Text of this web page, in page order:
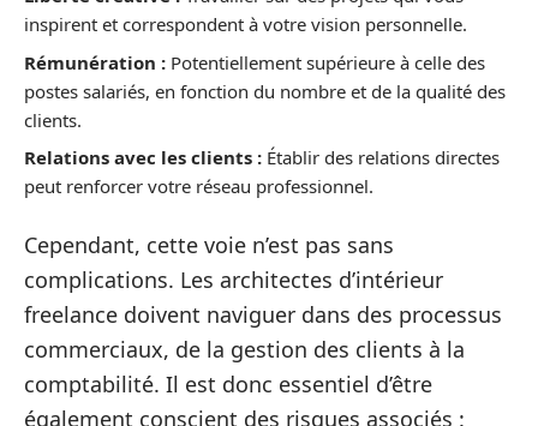
inspirent et correspondent à votre vision personnelle.
Rémunération : Potentiellement supérieure à celle des
postes salariés, en fonction du nombre et de la qualité des
clients.
Relations avec les clients : Établir des relations directes
peut renforcer votre réseau professionnel.
Cependant, cette voie n’est pas sans
complications. Les architectes d’intérieur
freelance doivent naviguer dans des processus
commerciaux, de la gestion des clients à la
comptabilité. Il est donc essentiel d’être
également conscient des risques associés :